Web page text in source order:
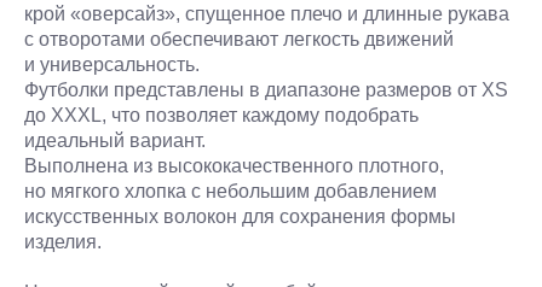
крой «оверсайз», спущенное плечо и длинные рукава
с отворотами обеспечивают легкость движений
и универсальность.
Футболки представлены в диапазоне размеров от XS
до XXXL, что позволяет каждому подобрать
идеальный вариант.
Выполнена из высококачественного плотного,
но мягкого хлопка с небольшим добавлением
искусственных волокон для сохранения формы
изделия.